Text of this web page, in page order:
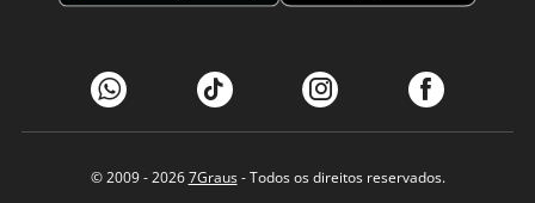
© 2009 - 20267Graus- Todos os direitos reservados.